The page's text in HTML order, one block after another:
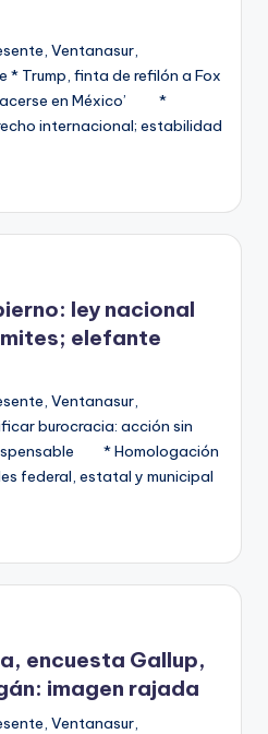
Ventanasur,
* Trump, finta de refilón a Fox
en México’ *
internacional; estabilidad
ley nacional
elefante
Ventanasur,
burocracia: acción sin
* Homologación
federal, estatal y municipal
encuesta Gallup,
imagen rajada
Ventanasur,